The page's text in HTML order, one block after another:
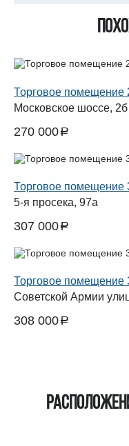
Торговое помещение
Московское шоссе, 2б
270 000a
Торговое помещение
5-я просека, 97а
307 000a
Торговое помещение
Советской Армии
308 000a